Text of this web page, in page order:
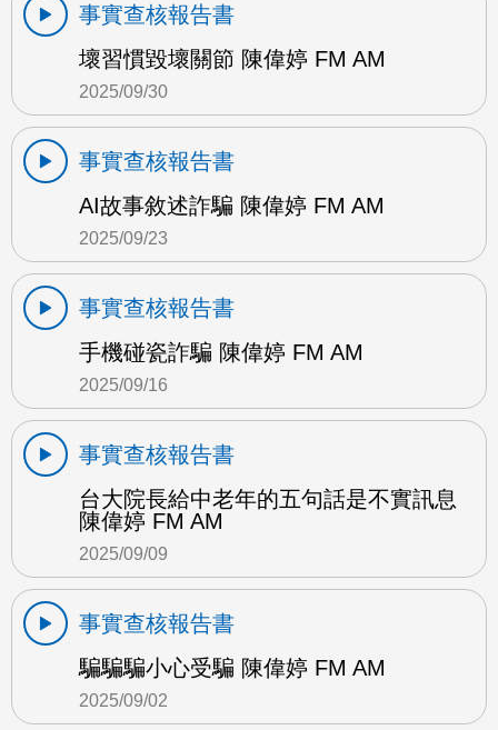
事實查核報告書
壞習慣毀壞關節 陳偉婷 FM AM
2025/09/30
事實查核報告書
AI故事敘述詐騙 陳偉婷 FM AM
2025/09/23
事實查核報告書
手機碰瓷詐騙 陳偉婷 FM AM
2025/09/16
事實查核報告書
台大院長給中老年的五句話是不實訊息
陳偉婷 FM AM
2025/09/09
事實查核報告書
騙騙騙小心受騙 陳偉婷 FM AM
2025/09/02